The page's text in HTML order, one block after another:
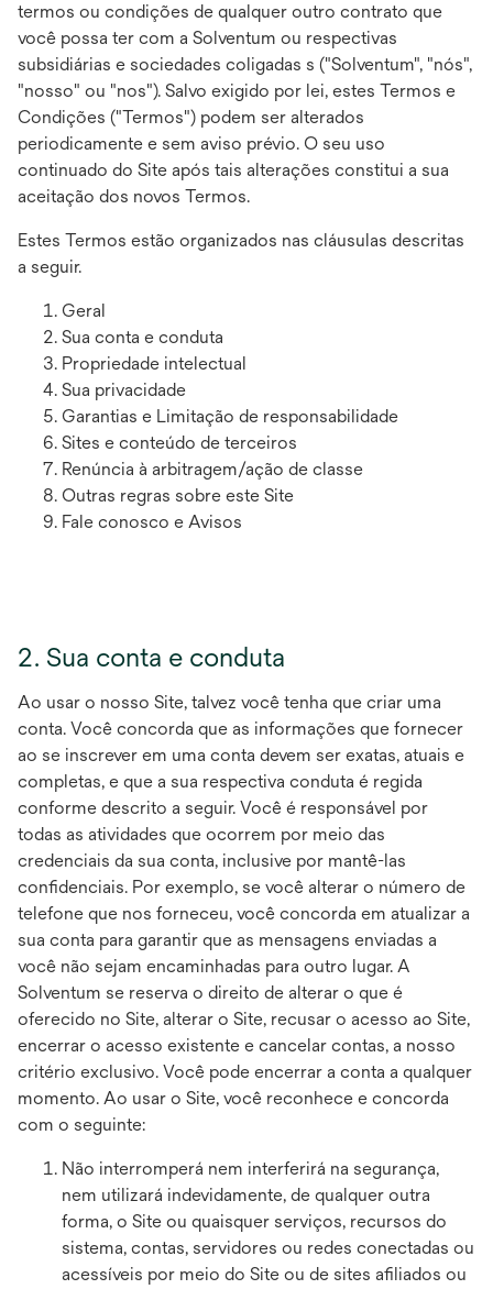
termos ou condições de qualquer outro contrato que
você possa ter com a Solventum ou respectivas
subsidiárias e sociedades coligadas s ("Solventum", "nós",
"nosso" ou "nos"). Salvo exigido por lei, estes Termos e
Condições ("Termos") podem ser alterados
periodicamente e sem aviso prévio. O seu uso
continuado do Site após tais alterações constitui a sua
aceitação dos novos Termos.
Estes Termos estão organizados nas cláusulas descritas
a seguir.
Geral
Sua conta e conduta
Propriedade intelectual
Sua privacidade
Garantias e Limitação de responsabilidade
Sites e conteúdo de terceiros
Renúncia à arbitragem/ação de classe
Outras regras sobre este Site
Fale conosco e Avisos
2. Sua conta e conduta
Ao usar o nosso Site, talvez você tenha que criar uma
conta. Você concorda que as informações que fornecer
ao se inscrever em uma conta devem ser exatas, atuais e
completas, e que a sua respectiva conduta é regida
conforme descrito a seguir. Você é responsável por
todas as atividades que ocorrem por meio das
credenciais da sua conta, inclusive por mantê-las
confidenciais. Por exemplo, se você alterar o número de
telefone que nos forneceu, você concorda em atualizar a
sua conta para garantir que as mensagens enviadas a
você não sejam encaminhadas para outro lugar. A
Solventum se reserva o direito de alterar o que é
oferecido no Site, alterar o Site, recusar o acesso ao Site,
encerrar o acesso existente e cancelar contas, a nosso
critério exclusivo. Você pode encerrar a conta a qualquer
momento. Ao usar o Site, você reconhece e concorda
com o seguinte:
Não interromperá nem interferirá na segurança,
nem utilizará indevidamente, de qualquer outra
forma, o Site ou quaisquer serviços, recursos do
sistema, contas, servidores ou redes conectadas ou
acessíveis por meio do Site ou de sites afiliados ou